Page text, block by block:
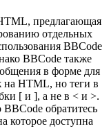
предлагающая
отдельных
BBCode
BBCode также
в форме для
на HTML, но теги в
[ и ], а не в < и >.
обратитесь
которое доступна